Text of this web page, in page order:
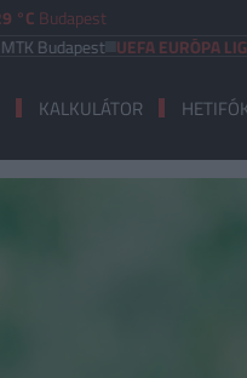
°C Budapest
UEFA EURÓPA LIGA
KALKULÁTOR